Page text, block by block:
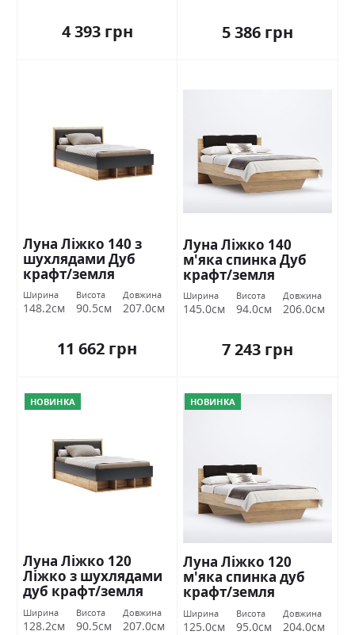
4 393 грн 5 386 грн
Луна Ліжко 140 з
шухлядами Дуб
крафт/земля
Міромарк
Ширина
148.2см
Висота
90.5см
Довжина
207.0см
11 662 грн
Луна Ліжко 140
м'яка спинка Дуб
крафт/земля
Міромарк
Ширина
145.0см
Висота
94.0см
Довжина
206.0см
7 243 грн
НОВИНКА
Луна Ліжко 120
Ліжко з шухлядами
дуб крафт/земля
Міромарк
Ширина
128.2см
Висота
90.5см
Довжина
207.0см
НОВИНКА
Луна Ліжко 120
м'яка спинка дуб
крафт/земля
Міромарк
Ширина
125.0см
Висота
95.0см
Довжина
204.0см